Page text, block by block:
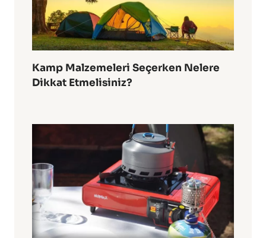
Kamp Malzemeleri Seçerken Nelere
Dikkat Etmelisiniz?